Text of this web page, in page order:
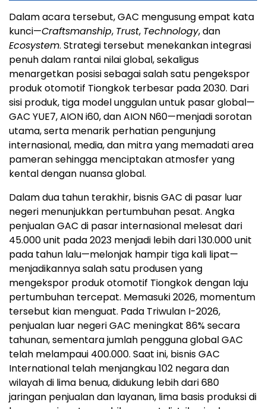
Dalam acara tersebut, GAC mengusung empat kata
kunci—Craftsmanship, Trust, Technology, dan
Ecosystem. Strategi tersebut menekankan integrasi
penuh dalam rantai nilai global, sekaligus
menargetkan posisi sebagai salah satu pengekspor
produk otomotif Tiongkok terbesar pada 2030. Dari
sisi produk, tiga model unggulan untuk pasar global—
GAC YUE7, AION i60, dan AION N60—menjadi sorotan
utama, serta menarik perhatian pengunjung
internasional, media, dan mitra yang memadati area
pameran sehingga menciptakan atmosfer yang
kental dengan nuansa global.
Dalam dua tahun terakhir, bisnis GAC di pasar luar
negeri menunjukkan pertumbuhan pesat. Angka
penjualan GAC di pasar internasional melesat dari
45.000 unit pada 2023 menjadi lebih dari 130.000 unit
pada tahun lalu—melonjak hampir tiga kali lipat—
menjadikannya salah satu produsen yang
mengekspor produk otomotif Tiongkok dengan laju
pertumbuhan tercepat. Memasuki 2026, momentum
tersebut kian menguat. Pada Triwulan I-2026,
penjualan luar negeri GAC meningkat 86% secara
tahunan, sementara jumlah pengguna global GAC
telah melampaui 400.000. Saat ini, bisnis GAC
International telah menjangkau 102 negara dan
wilayah di lima benua, didukung lebih dari 680
jaringan penjualan dan layanan, lima basis produksi di